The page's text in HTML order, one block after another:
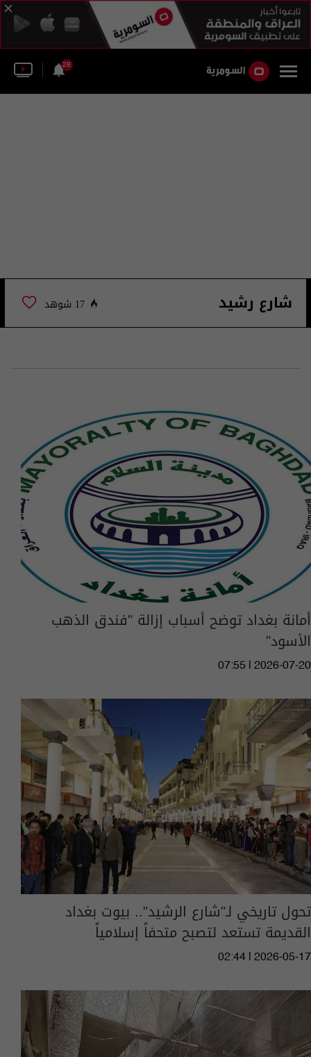
28
شارع رشيد 17 شوهد
أمانة بغداد توضح أسباب إزالة "فندق الذهب
الأسود"
07:55 | 2026-07-20
تحول تاريخي لـ"شارع الرشيد".. بيوت بغداد
القديمة تستعد لتصبح متحفاً إسلامياً
02:44 | 2026-05-17